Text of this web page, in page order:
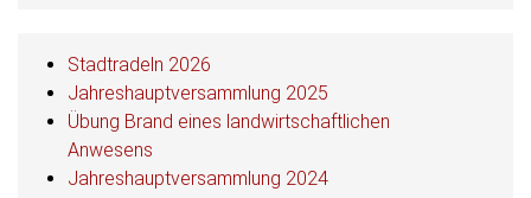
Stadtradeln 2026
Jahreshauptversammlung 2025
Übung Brand eines landwirtschaftlichen
Anwesens
Jahreshauptversammlung 2024